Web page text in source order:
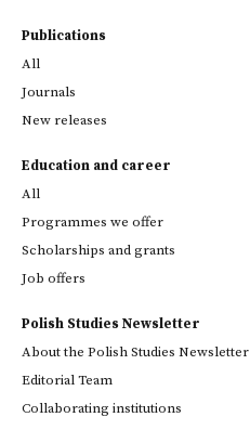
Publications
All
Journals
New releases
Education and career
All
Programmes we offer
Scholarships and grants
Job offers
Polish Studies Newsletter
About the Polish Studies Newsletter
Editorial Team
Collaborating institutions